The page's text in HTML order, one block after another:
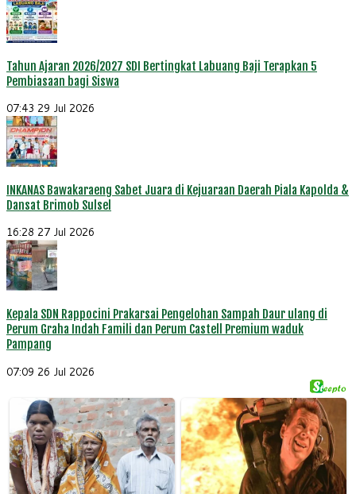
Tahun Ajaran 2026/2027 SDI Bertingkat Labuang Baji Terapkan 5
Pembiasaan bagi Siswa
07:43 29 Jul 2026
INKANAS Bawakaraeng Sabet Juara di Kejuaraan Daerah Piala Kapolda &
Dansat Brimob Sulsel
16:28 27 Jul 2026
Kepala SDN Rappocini Prakarsai Pengelohan Sampah Daur ulang di
Perum Graha Indah Famili dan Perum Castell Premium waduk
Pampang
07:09 26 Jul 2026